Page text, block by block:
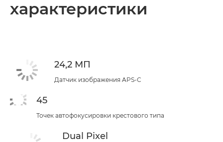
Технические характеристики
характеристики
24,2 МП
Датчик изображения APS-C
45
Точек автофокусировки крестового типа
Dual Pixel